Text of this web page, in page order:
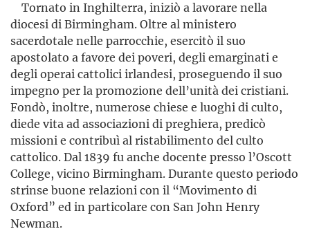
Tornato in Inghilterra, iniziò a lavorare nella
diocesi di Birmingham. Oltre al ministero
sacerdotale nelle parrocchie, esercitò il suo
apostolato a favore dei poveri, degli emarginati e
degli operai cattolici irlandesi, proseguendo il suo
impegno per la promozione dell’unità dei cristiani.
Fondò, inoltre, numerose chiese e luoghi di culto,
diede vita ad associazioni di preghiera, predicò
missioni e contribuì al ristabilimento del culto
cattolico. Dal 1839 fu anche docente presso l’Oscott
College, vicino Birmingham. Durante questo periodo
strinse buone relazioni con il “Movimento di
Oxford” ed in particolare con San John Henry
Newman.